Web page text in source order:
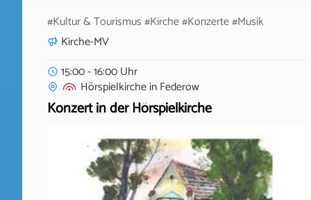
#Kultur & Tourismus #Kirche #Konzerte #Musik
Kirche-MV
15:00 - 16:00 Uhr
HörspielkircheinFederow
Konzert in der Hörspielkirche